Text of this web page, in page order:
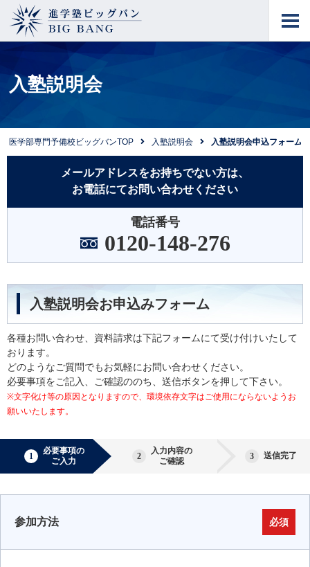
進学塾ビッグバン BIG BANG
医学部専門予備校ビッグバンTOP 入塾説明会 入塾説明会申込フォーム
入塾説明会
メールアドレスをお持ちでない方は、
お電話にてお問い合わせください
電話番号
0120-148-276
入塾説明会お申込みフォーム
各種お問い合わせ、資料請求は下記フォームにて受け付けいたして
おります。
どのようなご質問でもお気軽にお問い合わせください。
必要事項をご記入、ご確認ののち、送信ボタンを押して下さい。
※文字化け等の原因となりますので、環境依存文字はご使用にならないようお
願いいたします。
必要事項の
ご入力
入力内容の
ご確認
送信完了
参加方法 必須